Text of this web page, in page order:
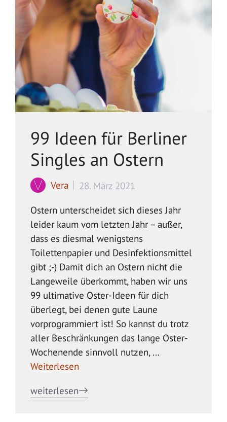
99 Ideen für Berliner
Singles an Ostern
Vera
28. März 2021
Ostern unterscheidet sich dieses Jahr
leider kaum vom letzten Jahr – außer,
dass es diesmal wenigstens
Toilettenpapier und Desinfektionsmittel
gibt ;-) Damit dich an Ostern nicht die
Langeweile überkommt, haben wir uns
99 ultimative Oster-Ideen für dich
überlegt, bei denen gute Laune
vorprogrammiert ist! So kannst du trotz
aller Beschränkungen das lange Oster-
Wochenende sinnvoll nutzen, ...
Weiterlesen
weiterlesen